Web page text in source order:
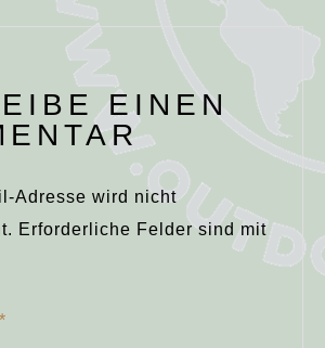
EINEN
Adresse wird nicht
Erforderliche Felder sind mit
*